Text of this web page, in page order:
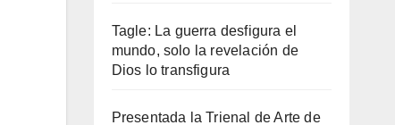
Tagle: La guerra desfigura el
mundo, solo la revelación de
Dios lo transfigura
Presentada la Trienal de Arte de